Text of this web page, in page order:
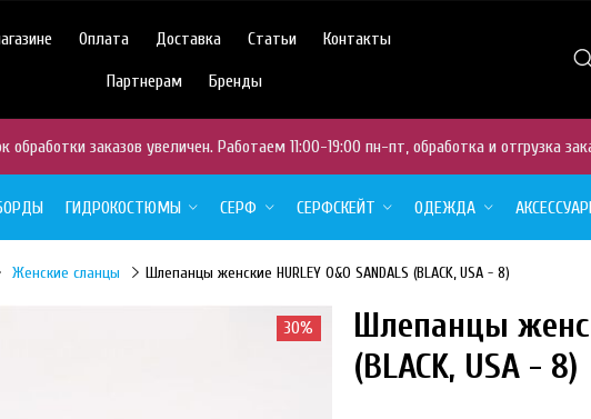
Оплата Доставка Статьи Контакты
Партнерам Бренды
обработки заказов увеличен. Работаем 11:00-19:00 пн-пт, обработка и отгрузка
ГИДРОКОСТЮМЫ СЕРФ СЕРФСКЕЙТ ОДЕЖДА
Женские сланцы Шлепанцы женские HURLEY O&O SANDALS (BLACK, USA - 8)
30% NEW
Шлепанцы
(BLACK, USA - 8)